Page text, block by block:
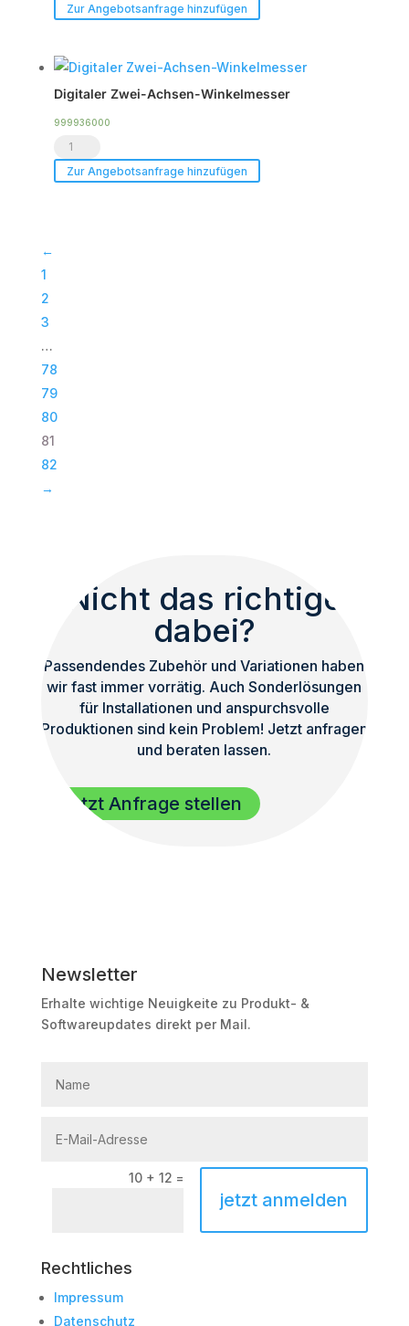
für
zu
x
Ikarray-
Mechaniken
Zur Angebotsanfrage hinzufügen
Digitaler Zwei-Achsen-Winkelmesser
999936000
Digitaler
Zwei-
Zur Angebotsanfrage hinzufügen
←
1
2
3
…
78
79
80
81
82
→
Nicht das richtige
dabei?
Passendendes Zubehör und Variationen haben
wir fast immer vorrätig. Auch Sonderlösungen
für Installationen und anspurchsvolle
Produktionen sind kein Problem! Jetzt anfragen
und beraten lassen.
Jetzt Anfrage stellen
Newsletter
Erhalte wichtige Neuigkeite zu Produkt- &
Softwareupdates direkt per Mail.
10 + 12 =
jetzt anmelden
Rechtliches
Impressum
Datenschutz